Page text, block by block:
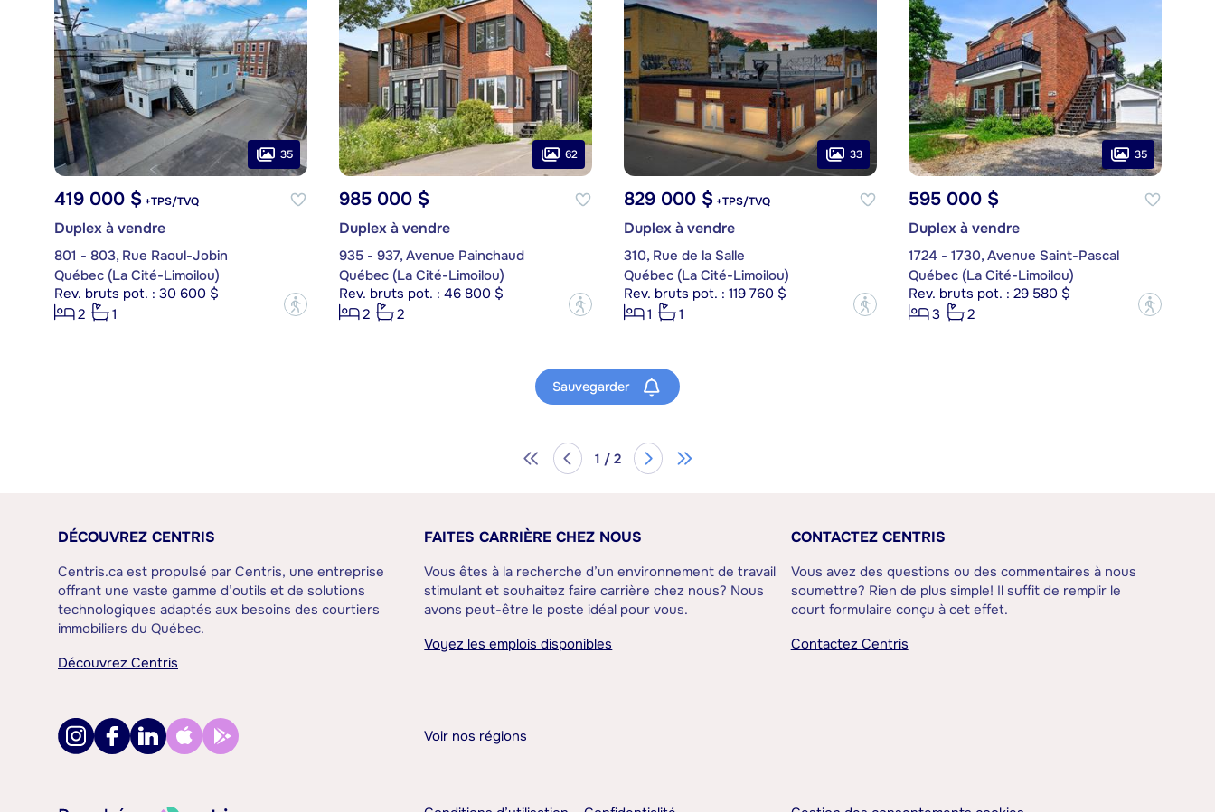
35
419 000 $+TPS/TVQ
Duplex à vendre
801 - 803, Rue Raoul-Jobin
Québec (La Cité-Limoilou)
Rev. bruts pot. : 30 600 $
2
1
?
62
985 000 $
Duplex à vendre
935 - 937, Avenue Painchaud
Québec (La Cité-Limoilou)
Rev. bruts pot. : 46 800 $
2
2
?
33
829 000 $+TPS/TVQ
Duplex à vendre
310, Rue de la Salle
Québec (La Cité-Limoilou)
Rev. bruts pot. : 119 760 $
1
1
?
35
595 000 $
Duplex à vendre
1724 - 1730, Avenue Saint-Pascal
Québec (La Cité-Limoilou)
Rev. bruts pot. : 29 580 $
3
2
?
Sauvegarder
1 / 2
DÉCOUVREZ CENTRIS
Centris.ca est propulsé par Centris, une entreprise
offrant une vaste gamme d’outils et de solutions
technologiques adaptés aux besoins des courtiers
immobiliers du Québec.
Découvrez Centris
FAITES CARRIÈRE CHEZ NOUS
Vous êtes à la recherche d’un environnement de travail
stimulant et souhaitez faire carrière chez nous? Nous
avons peut-être le poste idéal pour vous.
Voyez les emplois disponibles
CONTACTEZ CENTRIS
Vous avez des questions ou des commentaires à nous
soumettre? Rien de plus simple! Il suffit de remplir le
court formulaire conçu à cet effet.
Contactez Centris
Voir nos régions